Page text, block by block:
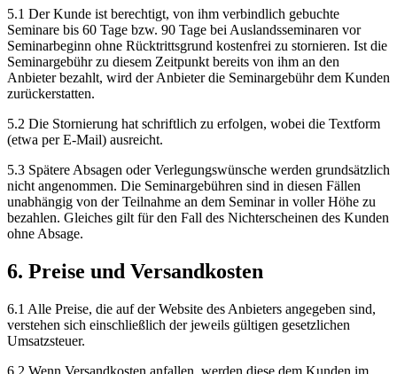
5.1 Der Kunde ist berechtigt, von ihm verbindlich gebuchte
Seminare bis 60 Tage bzw. 90 Tage bei Auslandsseminaren vor
Seminarbeginn ohne Rücktrittsgrund kostenfrei zu stornieren. Ist die
Seminargebühr zu diesem Zeitpunkt bereits von ihm an den
Anbieter bezahlt, wird der Anbieter die Seminargebühr dem Kunden
zurückerstatten.
5.2 Die Stornierung hat schriftlich zu erfolgen, wobei die Textform
(etwa per E-Mail) ausreicht.
5.3 Spätere Absagen oder Verlegungswünsche werden grundsätzlich
nicht angenommen. Die Seminargebühren sind in diesen Fällen
unabhängig von der Teilnahme an dem Seminar in voller Höhe zu
bezahlen. Gleiches gilt für den Fall des Nichterscheinen des Kunden
ohne Absage.
6. Preise und Versandkosten
6.1 Alle Preise, die auf der Website des Anbieters angegeben sind,
verstehen sich einschließlich der jeweils gültigen gesetzlichen
Umsatzsteuer.
6.2 Wenn Versandkosten anfallen, werden diese dem Kunden im